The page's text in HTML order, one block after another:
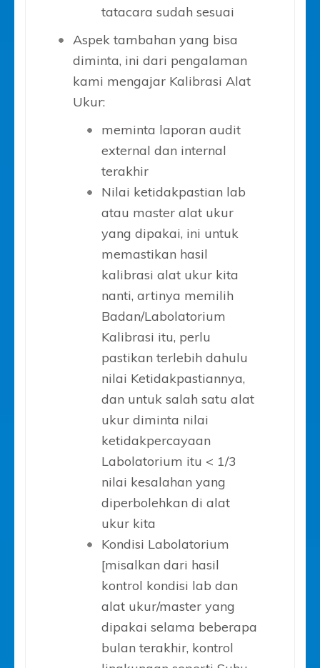
tatacara sudah sesuai
Aspek tambahan yang bisa
diminta, ini dari pengalaman
kami mengajar Kalibrasi Alat
Ukur:
meminta laporan audit
external dan internal
terakhir
Nilai ketidakpastian lab
atau master alat ukur
yang dipakai, ini untuk
memastikan hasil
kalibrasi alat ukur kita
nanti, artinya memilih
Badan/Labolatorium
Kalibrasi itu, perlu
pastikan terlebih dahulu
nilai Ketidakpastiannya,
dan untuk salah satu alat
ukur diminta nilai
ketidakpercayaan
Labolatorium itu < 1/3
nilai kesalahan yang
diperbolehkan di alat
ukur kita
Kondisi Labolatorium
[misalkan dari hasil
kontrol kondisi lab dan
alat ukur/master yang
dipakai selama beberapa
bulan terakhir, kontrol